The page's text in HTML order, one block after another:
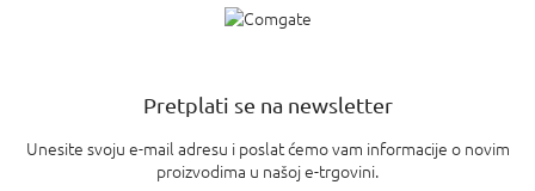
Pretplati se na newsletter
Unesite svoju e-mail adresu i poslat ćemo vam informacije o novim
proizvodima u našoj e-trgovini.